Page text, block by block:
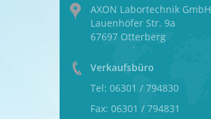
AXON Labortechnik GmbH
Lauenhöfer Str. 9a
67697 Otterberg
Verkaufsbüro
Tel: 06301 / 794830
Fax: 06301 / 794831